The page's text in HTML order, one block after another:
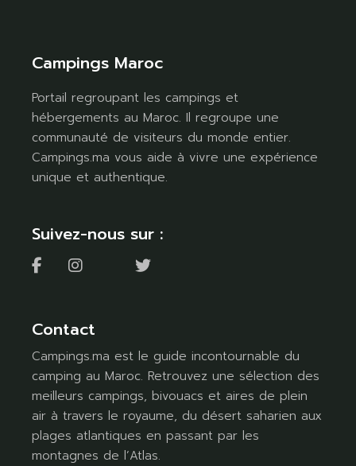
Campings Maroc
Portail regroupant les campings et
hébergements au Maroc. Il regroupe une
communauté de visiteurs du monde entier.
Campings.ma vous aide à vivre une expérience
unique et authentique.
Suivez-nous sur :
Contact
Campings.ma est le guide incontournable du
camping au Maroc. Retrouvez une sélection des
meilleurs campings, bivouacs et aires de plein
air à travers le royaume, du désert saharien aux
plages atlantiques en passant par les
montagnes de l’Atlas.